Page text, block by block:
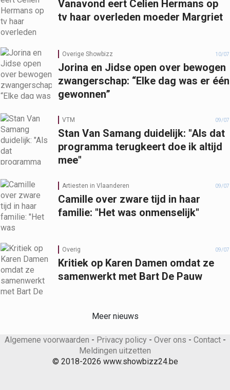
Vanavond eert Celien Hermans op
tv haar overleden moeder Margriet
Overige Showbizz 10/07
Jorina en Jidse open over bewogen
zwangerschap: “Elke dag was er één
gewonnen”
VTM 09/07
Stan Van Samang duidelijk: "Als dat
programma terugkeert doe ik altijd
mee"
Artiesten in Vlaanderen 09/07
Camille over zware tijd in haar
familie: "Het was onmenselijk"
Overig 09/07
Kritiek op Karen Damen omdat ze
samenwerkt met Bart De Pauw
Meer nieuws
Algemene voorwaarden - Privacy policy- Over ons - Contact-
Meldingen uitzetten
© 2018-2026 www.showbizz24.be